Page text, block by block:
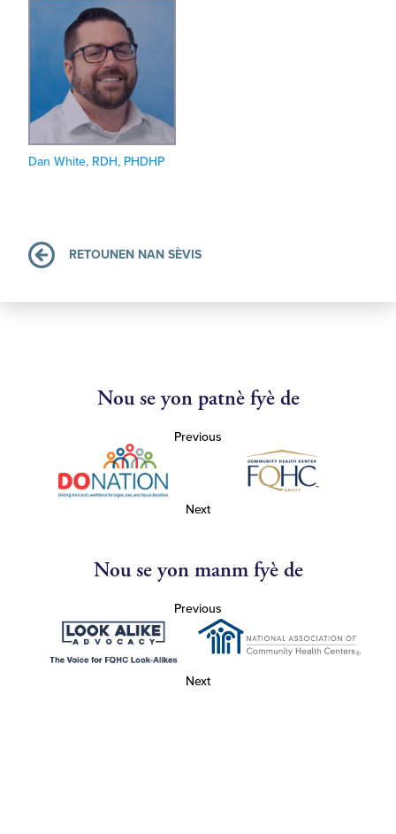
Dan White, RDH, PHDHP
RETOUNEN NAN SÈVIS
Nou se yon patnè fyè de
Previous
Next
Nou se yon manm fyè de
Previous
Next